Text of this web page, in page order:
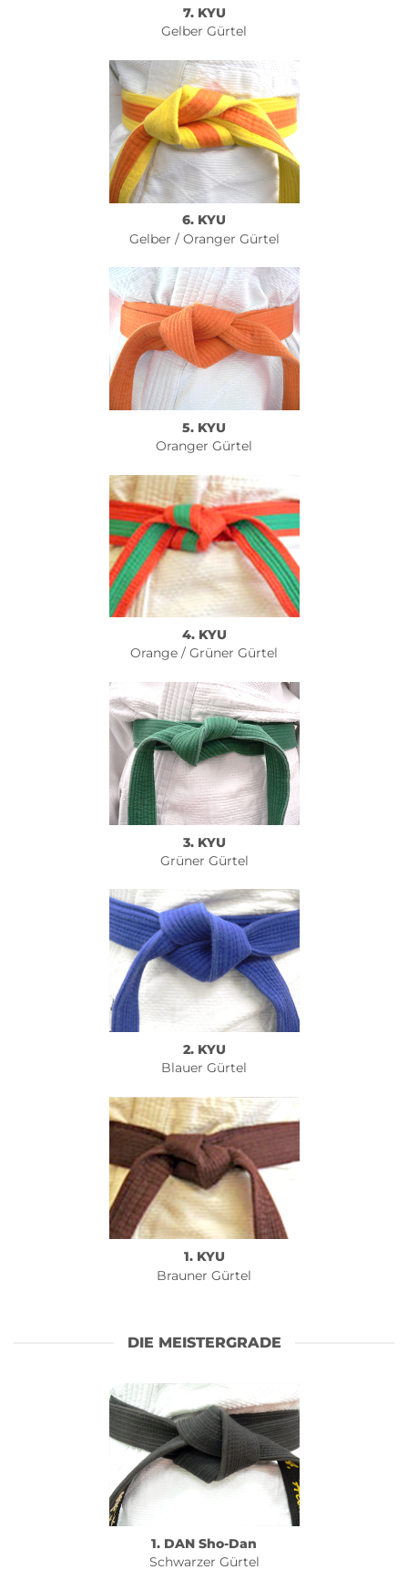
7. KYU
Gelber Gürtel
6. KYU
Gelber / Oranger Gürtel
5. KYU
Oranger Gürtel
4. KYU
Orange / Grüner Gürtel
3. KYU
Grüner Gürtel
2. KYU
Blauer Gürtel
1. KYU
Brauner Gürtel
DIE MEISTERGRADE
1. DAN Sho-Dan
Schwarzer Gürtel